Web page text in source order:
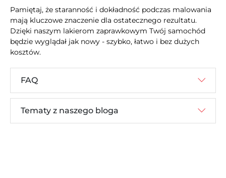
Pamiętaj, że staranność i dokładność podczas malowania
mają kluczowe znaczenie dla ostatecznego rezultatu.
Dzięki naszym lakierom zaprawkowym Twój samochód
będzie wyglądał jak nowy - szybko, łatwo i bez dużych
kosztów.
FAQ
Tematy z naszego bloga